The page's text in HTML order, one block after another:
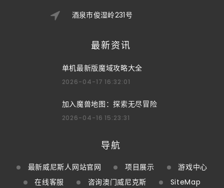
酒泉市俊湿岭231号
最新资讯
单机最新版魔域攻略大全
2026-04-17 16:32:01
加入魔兽地图：探索无尽冒险
2026-04-16 15:23:31
导航
最新威尼斯人网站官网 项目展示
游戏中心
在线客服
咨询澳门威尼克斯
SiteMap